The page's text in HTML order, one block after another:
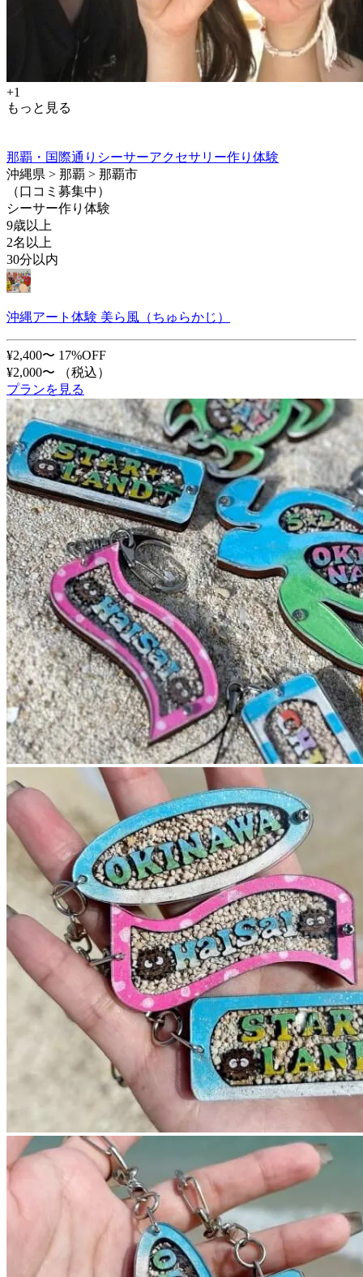
+1
もっと見る
那覇・国際通りシーサーアクセサリー作り体験
沖縄県 > 那覇 > 那覇市
（口コミ募集中）
シーサー作り体験
9歳以上
2名以上
30分以内
沖縄アート体験 美ら風（ちゅらかじ）
¥2,400〜 17%OFF
¥2,000〜
（税込）
プランを見る